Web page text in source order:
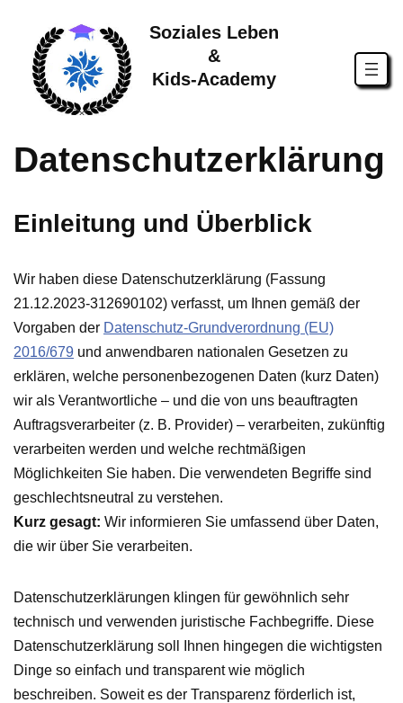
Zum
Inhalt
springen
Soziales Leben
&
Kids-Academy
Datenschutzerklärung
Einleitung und Überblick
Wir haben diese Datenschutzerklärung (Fassung
21.12.2023-312690102) verfasst, um Ihnen gemäß der
Vorgaben der Datenschutz-Grundverordnung (EU)
2016/679 und anwendbaren nationalen Gesetzen zu
erklären, welche personenbezogenen Daten (kurz Daten)
wir als Verantwortliche – und die von uns beauftragten
Auftragsverarbeiter (z. B. Provider) – verarbeiten, zukünftig
verarbeiten werden und welche rechtmäßigen
Möglichkeiten Sie haben. Die verwendeten Begriffe sind
geschlechtsneutral zu verstehen.
Kurz gesagt: Wir informieren Sie umfassend über Daten,
die wir über Sie verarbeiten.
Datenschutzerklärungen klingen für gewöhnlich sehr
technisch und verwenden juristische Fachbegriffe. Diese
Datenschutzerklärung soll Ihnen hingegen die wichtigsten
Dinge so einfach und transparent wie möglich
beschreiben. Soweit es der Transparenz förderlich ist,